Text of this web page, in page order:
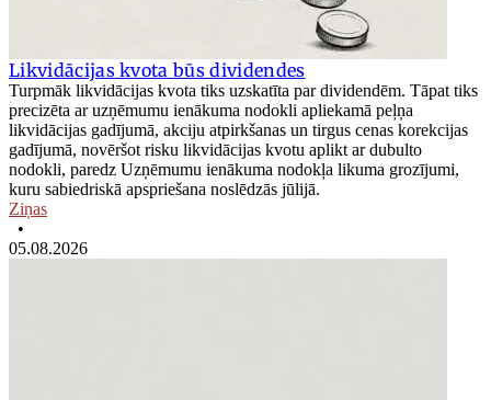
Likvidācijas kvota būs dividendes
Turpmāk likvidācijas kvota tiks uzskatīta par dividendēm. Tāpat tiks
precizēta ar uzņēmumu ienākuma nodokli apliekamā peļņa
likvidācijas gadījumā, akciju atpirkšanas un tirgus cenas korekcijas
gadījumā, novēršot risku likvidācijas kvotu aplikt ar dubulto
nodokli, paredz Uzņēmumu ienākuma nodokļa likuma grozījumi,
kuru sabiedriskā apspriešana noslēdzās jūlijā.
Ziņas
•
05.08.2026